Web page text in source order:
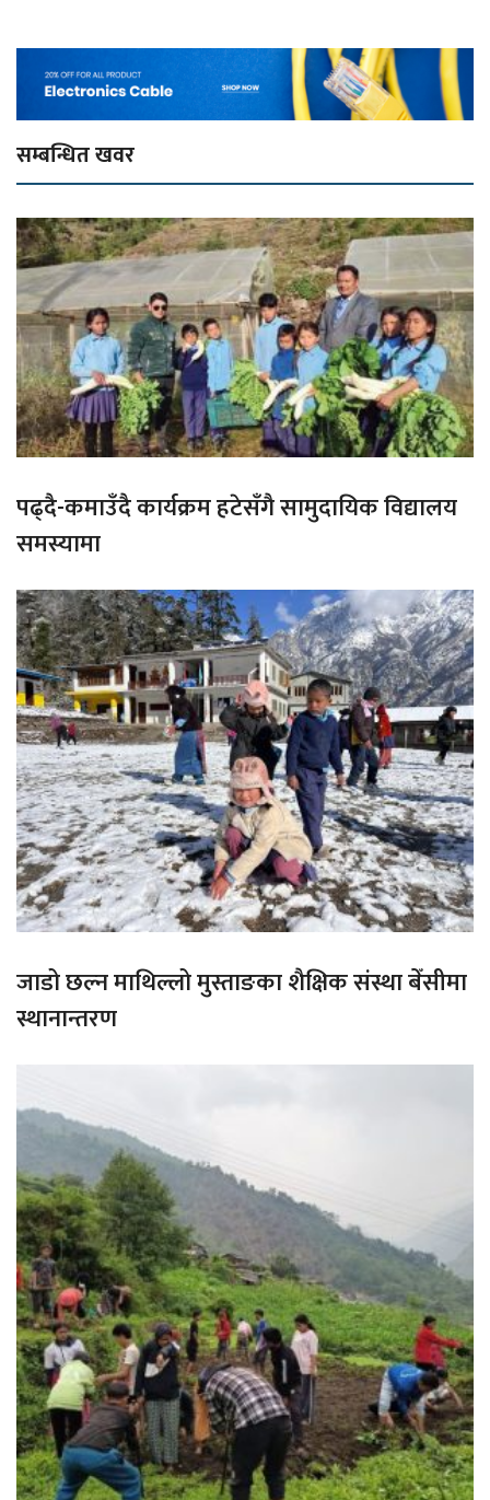
सम्बन्धित खवर
पढ्दै-कमाउँदै कार्यक्रम हटेसँगै सामुदायिक विद्यालय
समस्यामा
जाडो छल्न माथिल्लो मुस्ताङका शैक्षिक संस्था बेँसीमा
स्थानान्तरण